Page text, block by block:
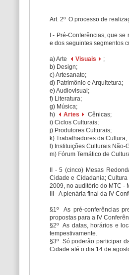
Art. 2º O processo de
I - Pré-Conferências, que
e dos seguintes segmentos
a) Arte Visuais
;
b) Design;
c) Artesanato;
d) Patrimônio e Arquitetura;
e) Audiovisual;
f) Literatura;
g) Música;
h)
Artes
Cênicas;
i) Ciclos Culturais;
j) Produtores Culturais;
k) Trabalhadores da Cultura;
l) Instituições Culturais Não-
m) Fórum Temático de
II - 5 (cinco) Mesas
Cidade e Cidadania;
2009, no auditório do MTC -
III - A plenária final da IV
§1º As pré-conferências
propostas para a IV
§2º As datas, horários e
tempestivamente.
§3º Só poderão participar
Cidade até o dia 14 de